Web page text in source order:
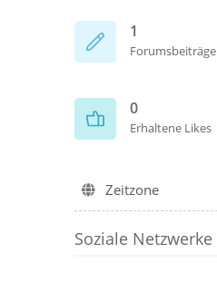
1
Forumsbeiträge
0
Erhaltene Likes
Zeitzone
Soziale Netzwerke